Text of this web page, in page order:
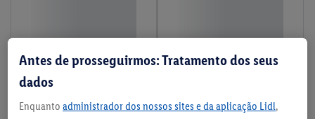
Antes de prosseguirmos: Tratamento dos seus
dados
Enquanto administrador dos nossos sites e da aplicação Lidl,